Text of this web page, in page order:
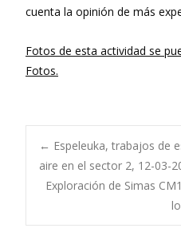
cuenta la opinión de más
Fotos de esta actividad se
Fotos.
de
← Espeleuka, trabajos de
aire en el sector 2, 12-03-
Exploración de Simas